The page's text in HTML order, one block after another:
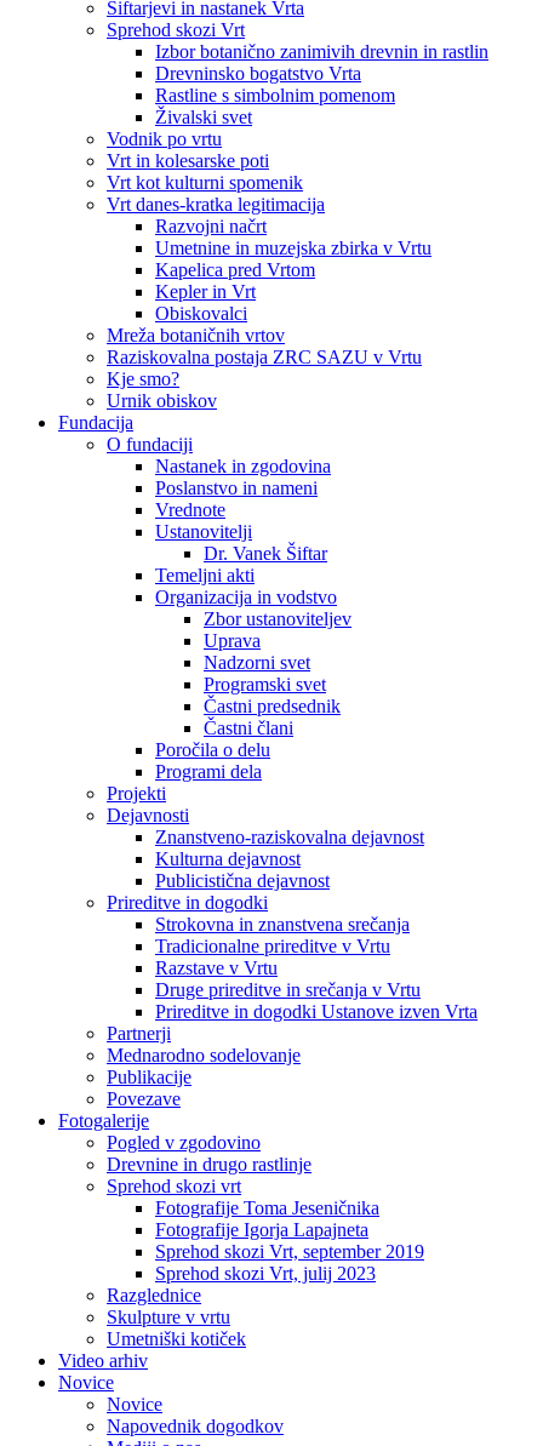
Šiftarjevi in nastanek Vrta
Sprehod skozi Vrt
Izbor botanično zanimivih drevnin in rastlin
Drevninsko bogatstvo Vrta
Rastline s simbolnim pomenom
Živalski svet
Vodnik po vrtu
Vrt in kolesarske poti
Vrt kot kulturni spomenik
Vrt danes-kratka legitimacija
Razvojni načrt
Umetnine in muzejska zbirka v Vrtu
Kapelica pred Vrtom
Kepler in Vrt
Obiskovalci
Mreža botaničnih vrtov
Raziskovalna postaja ZRC SAZU v Vrtu
Kje smo?
Urnik obiskov
Fundacija
O fundaciji
Nastanek in zgodovina
Poslanstvo in nameni
Vrednote
Ustanovitelji
Dr. Vanek Šiftar
Temeljni akti
Organizacija in vodstvo
Zbor ustanoviteljev
Uprava
Nadzorni svet
Programski svet
Častni predsednik
Častni člani
Poročila o delu
Programi dela
Projekti
Dejavnosti
Znanstveno-raziskovalna dejavnost
Kulturna dejavnost
Publicistična dejavnost
Prireditve in dogodki
Strokovna in znanstvena srečanja
Tradicionalne prireditve v Vrtu
Razstave v Vrtu
Druge prireditve in srečanja v Vrtu
Prireditve in dogodki Ustanove izven Vrta
Partnerji
Mednarodno sodelovanje
Publikacije
Povezave
Fotogalerije
Pogled v zgodovino
Drevnine in drugo rastlinje
Sprehod skozi vrt
Fotografije Toma Jeseničnika
Fotografije Igorja Lapajneta
Sprehod skozi Vrt, september 2019
Sprehod skozi Vrt, julij 2023
Razglednice
Skulpture v vrtu
Umetniški kotiček
Video arhiv
Novice
Novice
Napovednik dogodkov